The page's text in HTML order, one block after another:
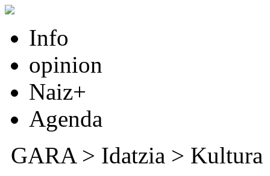
Info
opinion
Naiz+
Agenda
GARA> Idatzia > Kultura